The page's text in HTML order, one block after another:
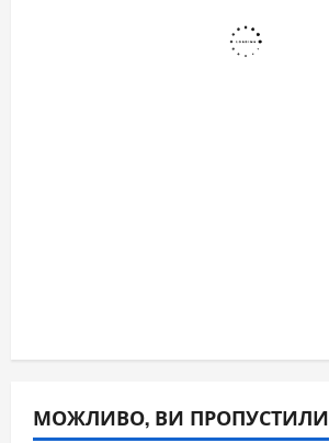
МОЖЛИВО, ВИ ПРОПУСТИЛИ